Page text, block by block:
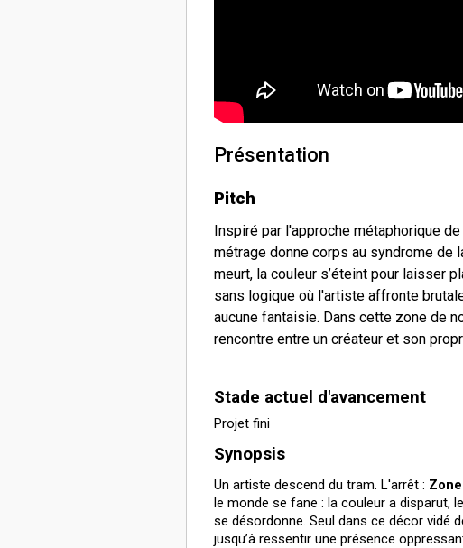
Présentation
Pitch
Inspiré par l'approche métaphorique de
métrage donne corps au syndrome de
meurt, la couleur s’éteint pour laisser
sans logique où l'artiste affronte
aucune fantaisie. Dans cette zone de
rencontre entre un créateur et son
Stade actuel d'avancement
Projet fini
Synopsis
Un artiste descend du tram. L'arrêt :
le monde se fane : la couleur a disparut,
se désordonne. Seul dans ce décor vidé
jusqu’à ressentir une présence